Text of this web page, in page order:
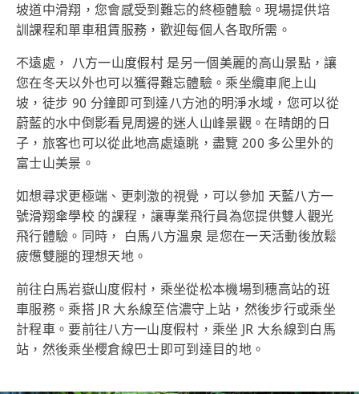
坡道中滑翔，您會感受到難忘的終極體驗。現場提供培
訓課程和單車租賃服務，歡迎每個人各取所需。
不遠處， 八方一山度假村 是另一個美麗的高山景點，讓
您在冬天以外也可以獲得難忘體驗。乘坐纜車爬上山
坡，徒步 90 分鐘即可到達八方池的明淨水域，您可以從
蔚藍的水中倒影看見周邊的迷人山峰景觀。在晴朗的日
子，旅客也可以從此地高處遠眺，盡覽 200 多公里外的
富士山美景。
如想尋求更極端、更刺激的視覺，可以參加 天藍八方一
號滑翔傘學校 的課程，讓專業飛行員為您提供雙人觀光
飛行體驗。同時， 白馬八方溫泉 是您在一天活動後放鬆
疲憊雙腿的理想天地。
前往白馬岩嶽山度假村，乘坐從松本機場到穗高站的班
車服務。乘搭 JR 大糸線至信濃守上站，然後步行或乘坐
計程車。要前往八方一山度假村，乘坐 JR 大糸線到白馬
站，然後乘坐櫻倉線巴士即可到達目的地。